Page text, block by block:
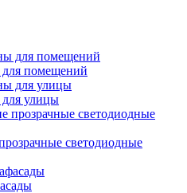
помещений
улицы
светодиодные